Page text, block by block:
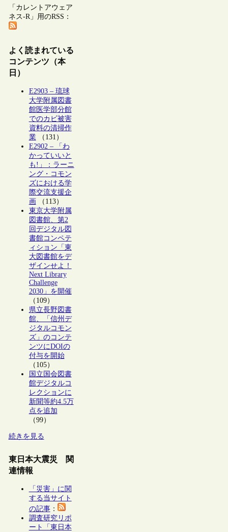
「カレントアウェア
ネス-R」用のRSS：
よく読まれている
コンテンツ（本
日）
E2903 – 琉球
大学附属図書
館医学部分館
でのカビ被害
資料の清掃作
業（131）
E2902 – 「わ
かっていいと
も!」：ラーニ
ング・コモン
ズにおける学
際交流支援企
画 （113）
東京大学附属
図書館、第2
回デジタル図
書館コンペテ
ィション「東
大図書館をデ
ザインせよ！
Next Library
Challenge
2030」を開催
（109）
県立長野図書
館、「信州デ
ジタルコモン
ズ」のコンテ
ンツにDOIの
付与を開始
（105）
国立国会図書
館デジタルコ
レクションに
新聞等約4.5万
点を追加
（99）
続きを見る
東日本大震災 関
連情報
「災害」に関
する当サイト
の記事：
調査研究リポ
ート「東日本